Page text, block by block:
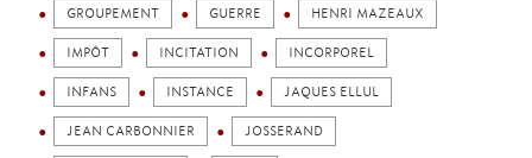
GROUPEMENT GUERRE HENRI MAZEAUX
IMPÔT INCITATION INCORPOREL
INFANS INSTANCE JAQUES ELLUL
JEAN CARBONNIER JOSSERAND